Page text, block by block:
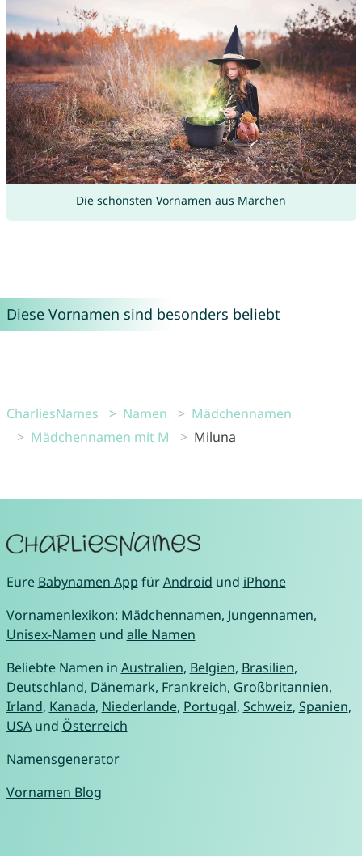
Die schönsten Vornamen aus Märchen
Diese Vornamen sind besonders beliebt
CharliesNames Namen
Mädchennamen
Mädchennamen mit M
Miluna
Eure Babynamen App fürAndroid und iPhone
Vornamenlexikon: Mädchennamen, Jungennamen,
Unisex-Namen und alle Namen
Beliebte Namen in Australien, Belgien, Brasilien,
Deutschland, Dänemark, Frankreich, Großbritannien,
Irland, Kanada, Niederlande, Portugal, Schweiz, Spanien,
USAund Österreich
Namensgenerator
Vornamen Blog